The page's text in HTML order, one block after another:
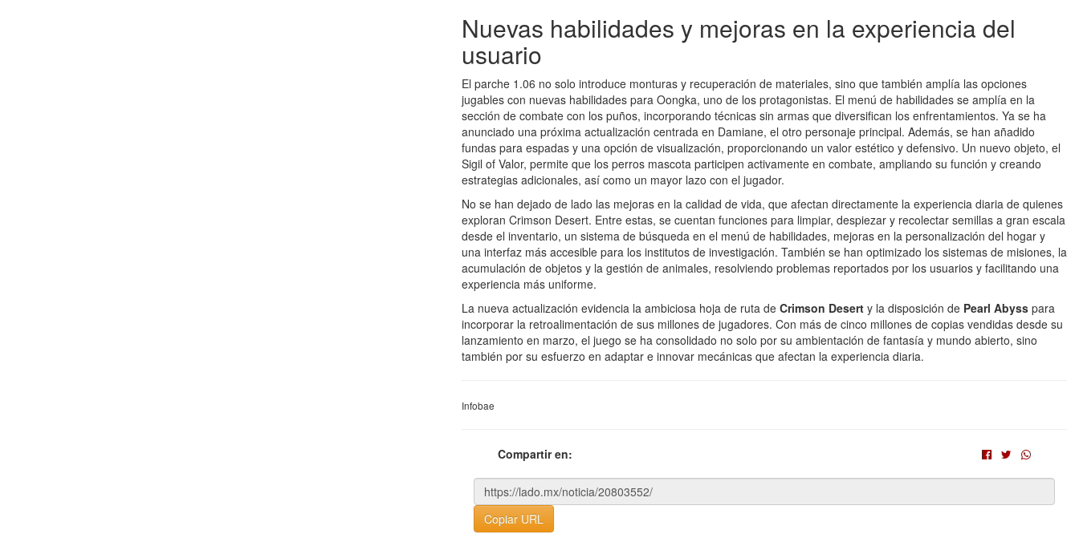
Nuevas habilidades y mejoras en la experiencia del
usuario
El parche 1.06 no solo introduce monturas y recuperación de materiales, sino que también amplía las opciones
jugables con nuevas habilidades para Oongka, uno de los protagonistas. El menú de habilidades se amplía en la
sección de combate con los puños, incorporando técnicas sin armas que diversifican los enfrentamientos. Ya se ha
anunciado una próxima actualización centrada en Damiane, el otro personaje principal. Además, se han añadido
fundas para espadas y una opción de visualización, proporcionando un valor estético y defensivo. Un nuevo objeto, el
Sigil of Valor, permite que los perros mascota participen activamente en combate, ampliando su función y creando
estrategias adicionales, así como un mayor lazo con el jugador.
No se han dejado de lado las mejoras en la calidad de vida, que afectan directamente la experiencia diaria de quienes
exploran Crimson Desert. Entre estas, se cuentan funciones para limpiar, despiezar y recolectar semillas a gran escala
desde el inventario, un sistema de búsqueda en el menú de habilidades, mejoras en la personalización del hogar y
una interfaz más accesible para los institutos de investigación. También se han optimizado los sistemas de misiones, la
acumulación de objetos y la gestión de animales, resolviendo problemas reportados por los usuarios y facilitando una
experiencia más uniforme.
La nueva actualización evidencia la ambiciosa hoja de ruta de Crimson Desert y la disposición de Pearl Abyss para
incorporar la retroalimentación de sus millones de jugadores. Con más de cinco millones de copias vendidas desde su
lanzamiento en marzo, el juego se ha consolidado no solo por su ambientación de fantasía y mundo abierto, sino
también por su esfuerzo en adaptar e innovar mecánicas que afectan la experiencia diaria.
Infobae
Compartir en:
Copiar URL